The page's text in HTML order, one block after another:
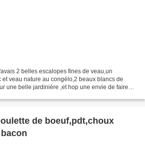
2 belles escalopes fines de veau,un
veau nature au congélo,2 beaux blancs de
une belle jardinière ,et hop une envie de faire
de boeuf,pdt,choux